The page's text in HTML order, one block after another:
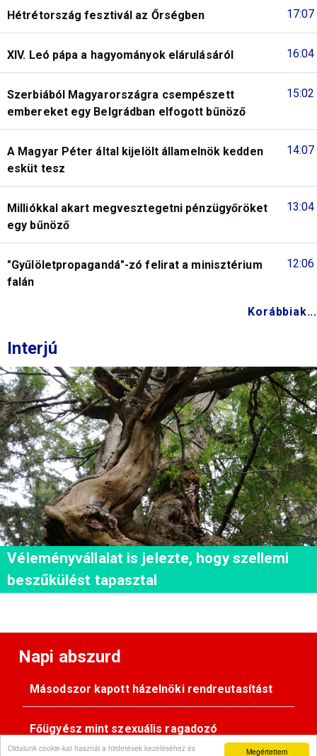
Megértettem
Oldalunk cookie-kat használ a hirdetések kezeléséhez és
17:07
Hétrétország fesztivál az Őrségben
16:04
XIV. Leó pápa a hagyományok elárulásáról
15:02
Szerbiából Magyarországra csempészett
embereket egy Belgrádban elfogott bűnöző
14:07
A Magyar Péter által kijelölt államelnök kedden
esküt tesz
13:04
Milliókkal akart megvesztegetni pénzügyőröket
egy bűnöző
12:06
"Gyűlöletpropagandá"-zó felirat a minisztérium
falán
Korábbiak...
Interjú
Véleményvállalat is jelezte, hogy szellemi
beszűkülést tapasztal
Napi abszurd
Másodszor kapott házelnöki rendreutasítást
Főügyész mint szexuális ragadozó